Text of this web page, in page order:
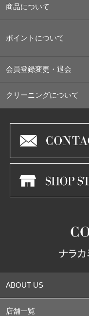
商品について
ポイントについて
会員登録変更・退会
クリーニングについて
ABOUT US
店舗一覧